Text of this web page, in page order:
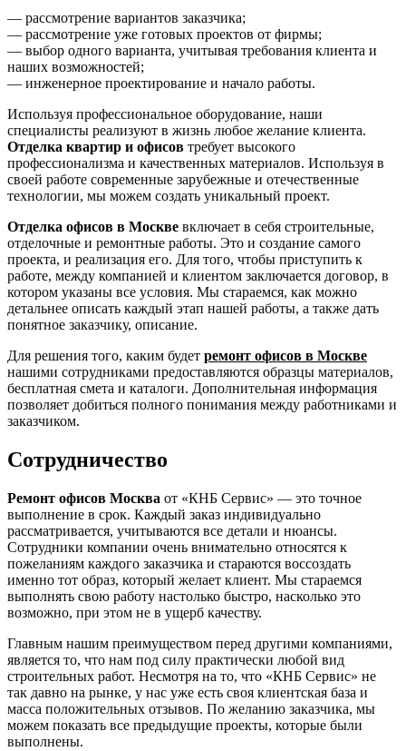
— рассмотрение вариантов заказчика;
— рассмотрение уже готовых проектов от фирмы;
— выбор одного варианта, учитывая требования клиента и
наших возможностей;
— инженерное проектирование и начало работы.
Используя профессиональное оборудование, наши
специалисты реализуют в жизнь любое желание клиента.
Отделка квартир и офисов требует высокого
профессионализма и качественных материалов. Используя в
своей работе современные зарубежные и отечественные
технологии, мы можем создать уникальный проект.
Отделка офисов в Москве включает в себя строительные,
отделочные и ремонтные работы. Это и создание самого
проекта, и реализация его. Для того, чтобы приступить к
работе, между компанией и клиентом заключается договор, в
котором указаны все условия. Мы стараемся, как можно
детальнее описать каждый этап нашей работы, а также дать
понятное заказчику, описание.
Для решения того, каким будет ремонт офисов в Москве
нашими сотрудниками предоставляются образцы материалов,
бесплатная смета и каталоги. Дополнительная информация
позволяет добиться полного понимания между работниками и
заказчиком.
Сотрудничество
Ремонт офисов Москва от «КНБ Сервис» — это точное
выполнение в срок. Каждый заказ индивидуально
рассматривается, учитываются все детали и нюансы.
Сотрудники компании очень внимательно относятся к
пожеланиям каждого заказчика и стараются воссоздать
именно тот образ, который желает клиент. Мы стараемся
выполнять свою работу настолько быстро, насколько это
возможно, при этом не в ущерб качеству.
Главным нашим преимуществом перед другими компаниями,
является то, что нам под силу практически любой вид
строительных работ. Несмотря на то, что «КНБ Сервис» не
так давно на рынке, у нас уже есть своя клиентская база и
масса положительных отзывов. По желанию заказчика, мы
можем показать все предыдущие проекты, которые были
выполнены.